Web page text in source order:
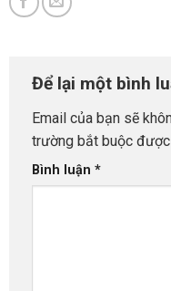
Để lại một bình
Email của bạn sẽ
trường bắt buộc
Bình luận *